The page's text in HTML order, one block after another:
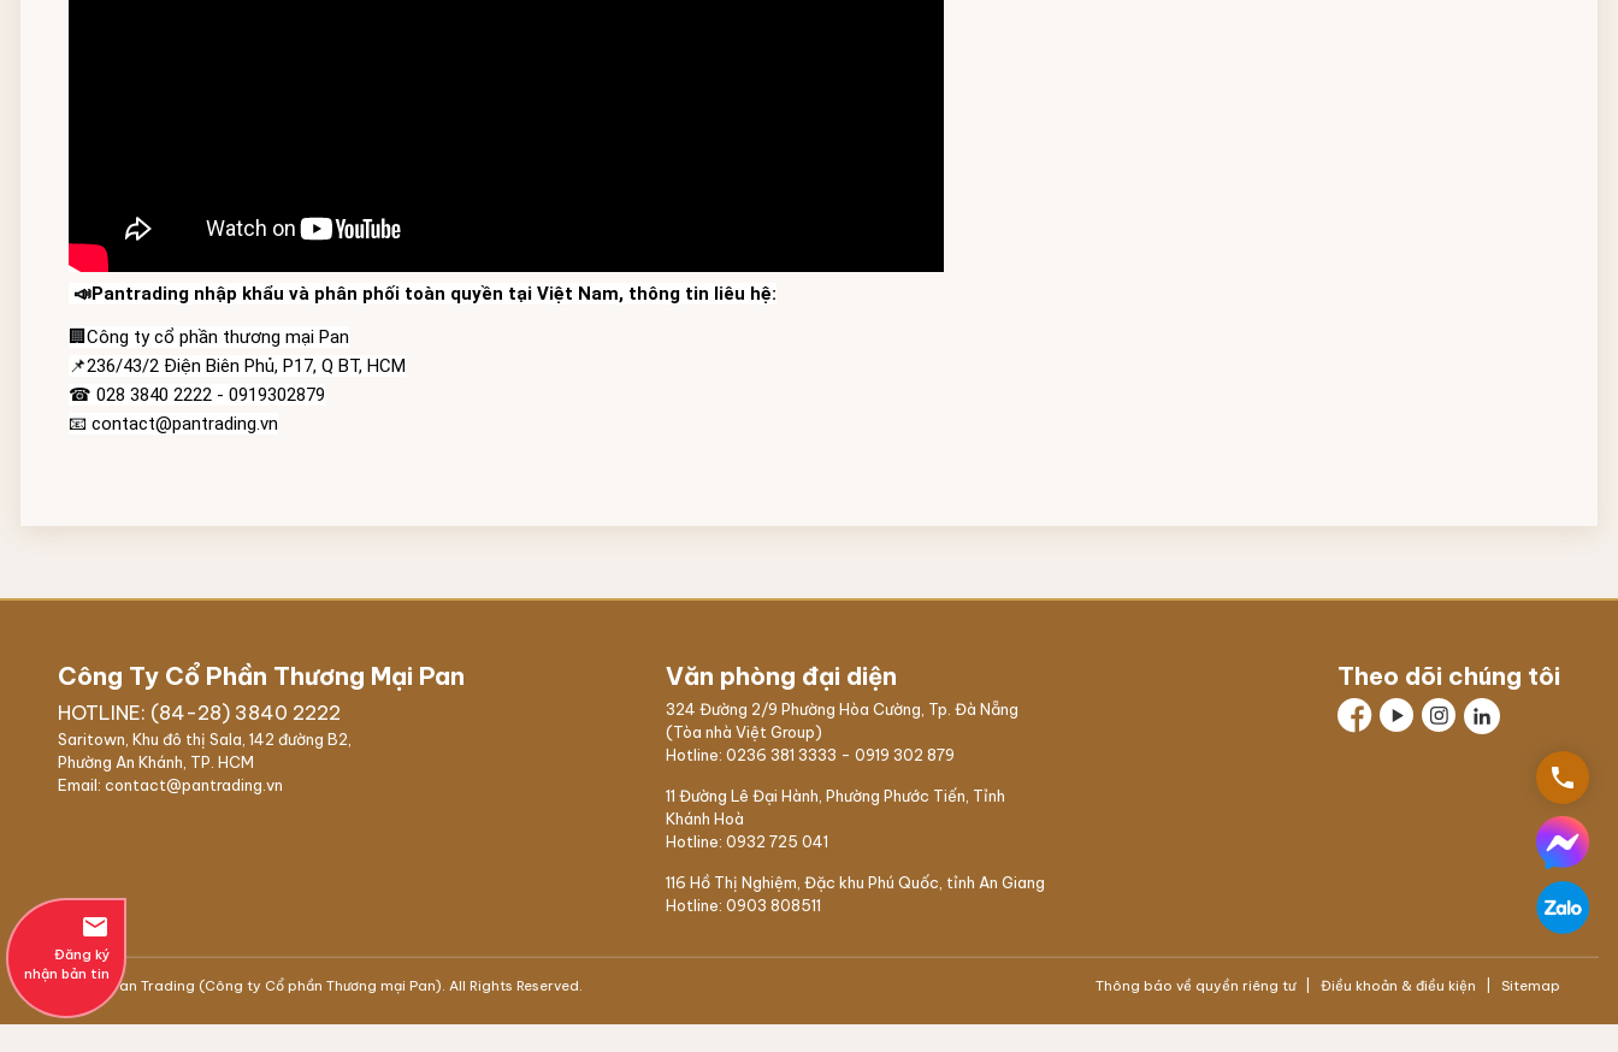
📣Pantrading nhập khẩu và phân phối toàn quyền tại Việt Nam, thông tin liêu hệ:
🏢Công ty cổ phần thương mại Pan
📌236/43/2 Điện Biên Phủ, P17, Q BT, HCM
☎ 028 3840 2222 - 0919302879
📧 contact@pantrading.vn
Công Ty Cổ Phần Thương Mại Pan
HOTLINE: (84-28) 3840 2222
Saritown, Khu đô thị Sala, 142 đường B2,
Phường An Khánh, TP. HCM
Email: contact@pantrading.vn
Văn phòng đại diện
324 Đường 2/9 Phường Hòa Cường, Tp. Đà Nẵng
(Tòa nhà Việt Group)
Hotline:0236 381 3333 -0919 302 879
11 Đường Lê Đại Hành, Phường Phước Tiến, Tỉnh
Khánh Hoà
Hotline:0932 725 041
116 Hồ Thị Nghiệm,Đặc khu Phú Quốc , tỉnh An Giang
Hotline:0903 808511
Theo dõi chúng tôi
© 2021 Pan Trading (Công ty Cổ phần Thương mại Pan). All Rights Reserved. Thông báo về quyền riêng tư Điều khoản & điều kiện Sitemap
email
Đăng ký
nhận bản tin
phone